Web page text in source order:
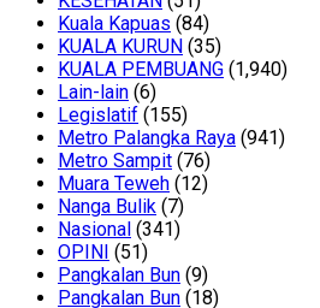
Kuala Kapuas (84)
KUALA KURUN (35)
KUALA PEMBUANG (1,940)
Lain-lain (6)
Legislatif (155)
Metro Palangka Raya (941)
Metro Sampit (76)
Muara Teweh (12)
Nanga Bulik (7)
Nasional (341)
OPINI (51)
Pangkalan Bun (9)
Pangkalan Bun (18)